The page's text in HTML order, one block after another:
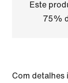
Este
75%
Com detalhes